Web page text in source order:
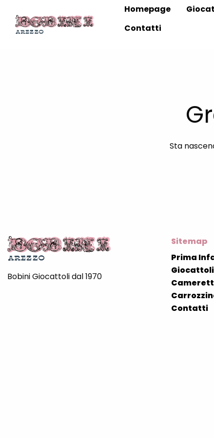
Homepage
Contatti
Sta
Bobini Giocattoli dal 1970
Sitemap
Prima
Giocattoli
Contatti